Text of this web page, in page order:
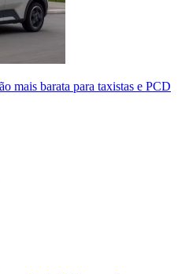
mais barata para taxistas e PCD